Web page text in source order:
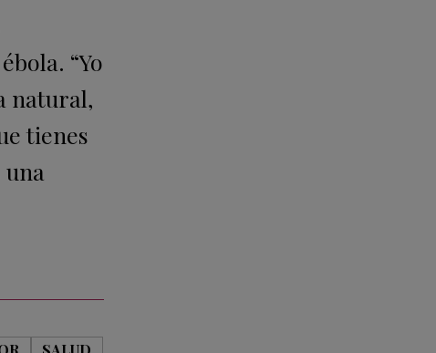
“Yo
natural,
tienes